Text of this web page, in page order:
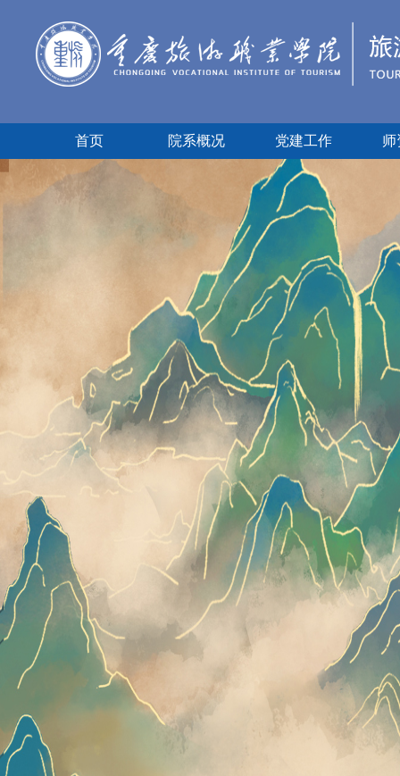
首页 院系概况 党建工作 师